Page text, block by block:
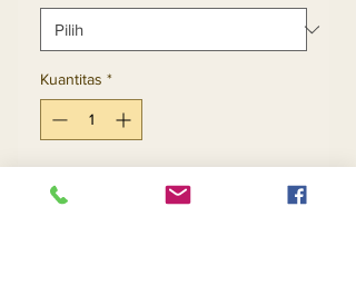
Kuantitas *
Tambah ke Keranjang